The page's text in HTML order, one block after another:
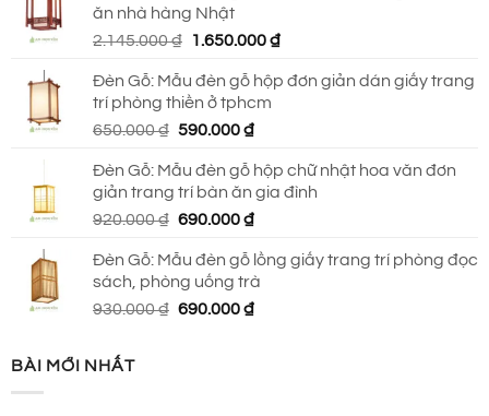
2.790.000 ₫.
2.150.000 ₫.
ăn nhà hàng Nhật
2.145.000₫
Giá
là:
2.145.000 ₫.
1.650.000₫Giá
tại
Đèn Gỗ: Mẫu đèn gỗ hộp đơn giản dán giấy trang
trí phòng thiền ở tphcm
650.000₫ Giá
là:
650.000 ₫.
590.000₫Giá
tại
là:
590.000 ₫.
Đèn Gỗ: Mẫu đèn gỗ hộp chữ nhật hoa văn đơn
giản trang trí bàn ăn gia đình
920.000₫ Giá
là:
920.000 ₫.
690.000₫Giá
tại
là:
690.000 ₫.
Đèn Gỗ: Mẫu đèn gỗ lồng giấy trang trí phòng đọc
sách, phòng uống trà
930.000₫ Giá
690.000₫Giá
BÀI MỚI NHẤT